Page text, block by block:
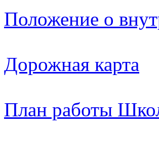
Положение о
Дорожная карта
План работы